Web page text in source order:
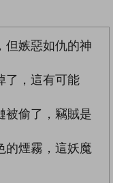
但嫉惡如仇的神
了，這有可能
被偷了，竊賊是
的煙霧，這妖魔